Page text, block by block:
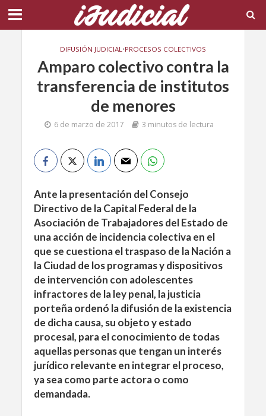
DIFUSIÓN JUDICIAL•PROCESOS COLECTIVOS
Amparo colectivo contra la
transferencia de institutos
de menores
6 de marzo de 2017 3 minutos de lectura
Ante la presentación del Consejo
Directivo de la Capital Federal de la
Asociación de Trabajadores del Estado de
una acción de incidencia colectiva en el
que se cuestiona el traspaso de la Nación a
la Ciudad de los programas y dispositivos
de intervención con adolescentes
infractores de la ley penal, la justicia
porteña ordenó la difusión de la existencia
de dicha causa, su objeto y estado
procesal, para el conocimiento de todas
aquellas personas que tengan un interés
jurídico relevante en integrar el proceso,
ya sea como parte actora o como
demandada.